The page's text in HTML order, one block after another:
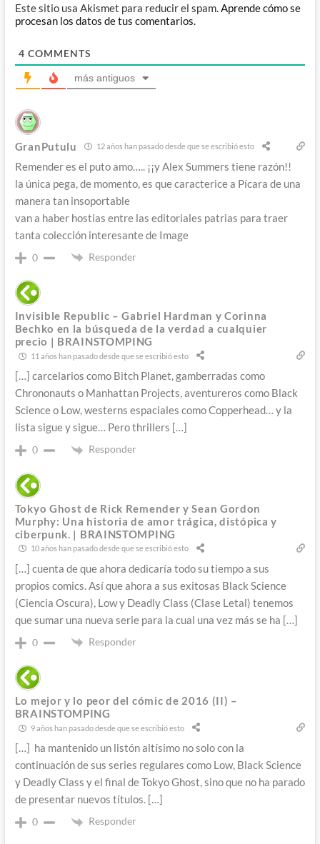
Este sitio usa Akismet para reducir el spam.Aprende cómo se
procesan los datos de tus comentarios.
4 COMMENTS
más antiguos
GranPutulu 12 años han pasado desde que se escribió esto
Remender es el puto amo….. ¡¡y Alex Summers tiene razón!!
la única pega, de momento, es que caracterice a Pícara de una
manera tan insoportable
van a haber hostias entre las editoriales patrias para traer
tanta colección interesante de Image
0 Responder
Invisible Republic – Gabriel Hardman y Corinna
Bechko en la búsqueda de la verdad a cualquier
precio | BRAINSTOMPING
11 años han pasado desde que se escribió esto
[…] carcelarios como Bitch Planet, gamberradas como
Chrononauts o Manhattan Projects, aventureros como Black
Science o Low, westerns espaciales como Copperhead… y la
lista sigue y sigue… Pero thrillers […]
0 Responder
Tokyo Ghost de Rick Remender y Sean Gordon
Murphy: Una historia de amor trágica, distópica y
ciberpunk. | BRAINSTOMPING
10 años han pasado desde que se escribió esto
[…] cuenta de que ahora dedicaría todo su tiempo a sus
propios comics. Así que ahora a sus exitosas Black Science
(Ciencia Oscura), Low y Deadly Class (Clase Letal) tenemos
que sumar una nueva serie para la cual una vez más se ha […]
0 Responder
Lo mejor y lo peor del cómic de 2016 (II) –
BRAINSTOMPING
9 años han pasado desde que se escribió esto
[…] ha mantenido un listón altísimo no solo con la
continuación de sus series regulares como Low, Black Science
y Deadly Class y el final de Tokyo Ghost, sino que no ha parado
de presentar nuevos títulos. […]
0 Responder